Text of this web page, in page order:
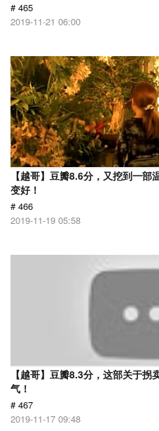
# 465
2019-11-21 06:00
【越哥】豆瓣8.6分，又挖到一
变好！
# 466
2019-11-19 05:58
【越哥】豆瓣8.3分，这部关于
气！
# 467
2019-11-17 09:48